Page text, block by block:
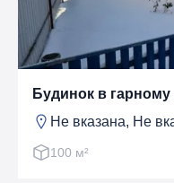
Будинок в гарному
Не вказана, Не
100 м²